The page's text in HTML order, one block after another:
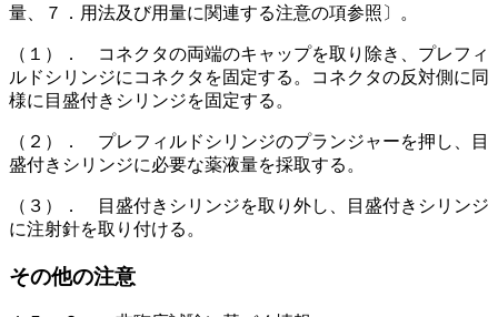
量、７．用法及び用量に関連する注意の項参照〕。
（１）． コネクタの両端のキャップを取り除き、プレフィ
ルドシリンジにコネクタを固定する。コネクタの反対側に同
様に目盛付きシリンジを固定する。
（２）． プレフィルドシリンジのプランジャーを押し、目
盛付きシリンジに必要な薬液量を採取する。
（３）． 目盛付きシリンジを取り外し、目盛付きシリンジ
に注射針を取り付ける。
その他の注意